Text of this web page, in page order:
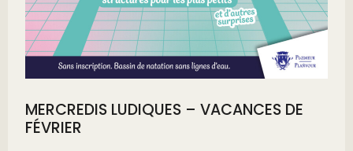
MERCREDIS LUDIQUES – VACANCES DE
FÉVRIER